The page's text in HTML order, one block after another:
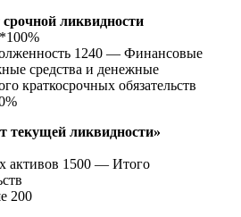
ликвидности
1240 — Финансовые
средства и денежные
краткосрочных обязательств
текущей ликвидности»
активов 1500 — Итого
200